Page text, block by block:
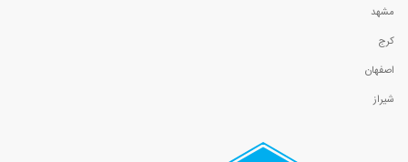
مشهد
کرج
اصفهان
شیراز